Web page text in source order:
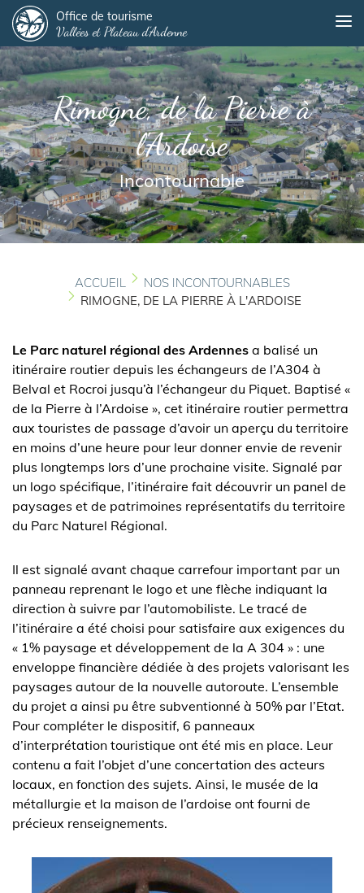
au
contenu
principal
Office de tourisme
Vallées et Plateau d'Ardenne
Rimogne, de la Pierre à
l'Ardoise
Incontournable
ACCUEIL
NOS INCONTOURNABLES
RIMOGNE, DE LA PIERRE À L'ARDOISE
Le Parc naturel régional des Ardennes a balisé un
itinéraire routier depuis les échangeurs de l’A304 à
Belval et Rocroi jusqu’à l’échangeur du Piquet. Baptisé «
de la Pierre à l’Ardoise », cet itinéraire routier permettra
aux touristes de passage d’avoir un aperçu du territoire
en moins d’une heure pour leur donner envie de revenir
plus longtemps lors d’une prochaine visite. Signalé par
un logo spécifique, l’itinéraire fait découvrir un panel de
paysages et de patrimoines représentatifs du territoire
du Parc Naturel Régional.
Il est signalé avant chaque carrefour important par un
panneau reprenant le logo et une flèche indiquant la
direction à suivre par l’automobiliste. Le tracé de
l’itinéraire a été choisi pour satisfaire aux exigences du
« 1% paysage et développement de la A 304 » : une
enveloppe financière dédiée à des projets valorisant les
paysages autour de la nouvelle autoroute. L’ensemble
du projet a ainsi pu être subventionné à 50% par l’Etat.
Pour compléter le dispositif, 6 panneaux
d’interprétation touristique ont été mis en place. Leur
contenu a fait l’objet d’une concertation des acteurs
locaux, en fonction des sujets. Ainsi, le musée de la
métallurgie et la maison de l’ardoise ont fourni de
précieux renseignements.
Panneau de gestion des cookies